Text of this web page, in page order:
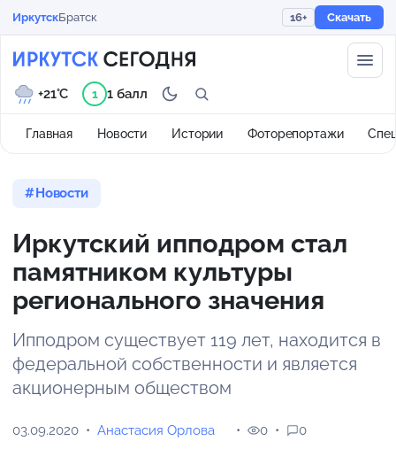
ИркутскБратск 16+ Скачать
Главная Новости Истории Фоторепортажи
+21°C 1 1 балл
Новости
Иркутский ипподром стал
памятником культуры
регионального значения
Ипподром существует 119 лет, находится в
федеральной собственности и является
акционерным обществом
03.09.2020 Анастасия Орлова 0 0